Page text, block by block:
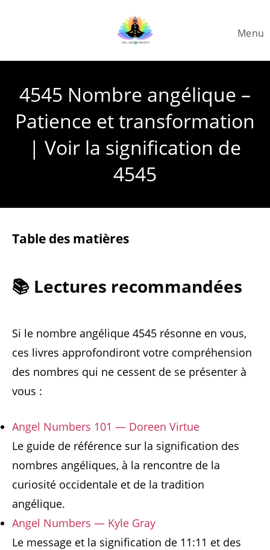
Menu
4545 Nombre angélique –
Patience et transformation
| Voir la signification de
4545
Table des matières
📚 Lectures recommandées
Si le nombre angélique 4545 résonne en vous,
ces livres approfondiront votre compréhension
des nombres qui ne cessent de se présenter à
vous :
Angel Numbers 101 — Doreen Virtue
Le guide de référence sur la signification des
nombres angéliques, à la rencontre de la
curiosité occidentale et de la tradition
angélique.
Angel Numbers — Kyle Gray
Le message et la signification de 11:11 et des